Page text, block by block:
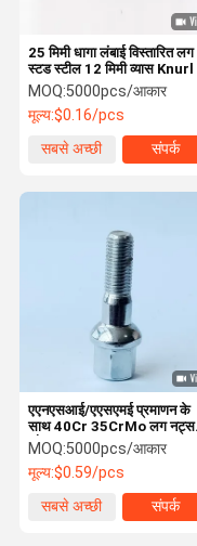
25 मिमी धागा लंबाई विस्तारित लग
स्टड स्टील 12 मिमी व्यास Knurl
MOQ:5000pcs/आकार
मूल्य:$0.16/pcs
सबसे अच्छी
संपर्क
एएनएसआई/एएसएमई प्रमाणन के
साथ 40Cr 35CrMo लग नट्स
और स्टड
MOQ:5000pcs/आकार
मूल्य:$0.59/pcs
सबसे अच्छी
संपर्क